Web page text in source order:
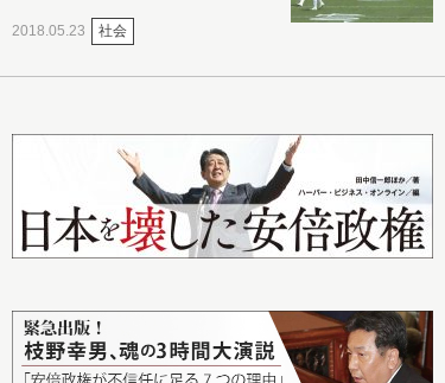
2018.05.23 社会